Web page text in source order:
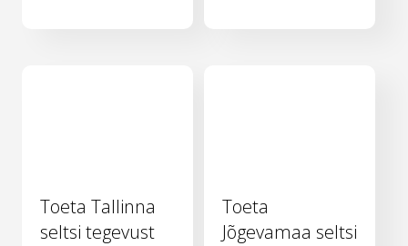
Toeta Tallinna
seltsi tegevust
Toeta
Jõgevamaa seltsi